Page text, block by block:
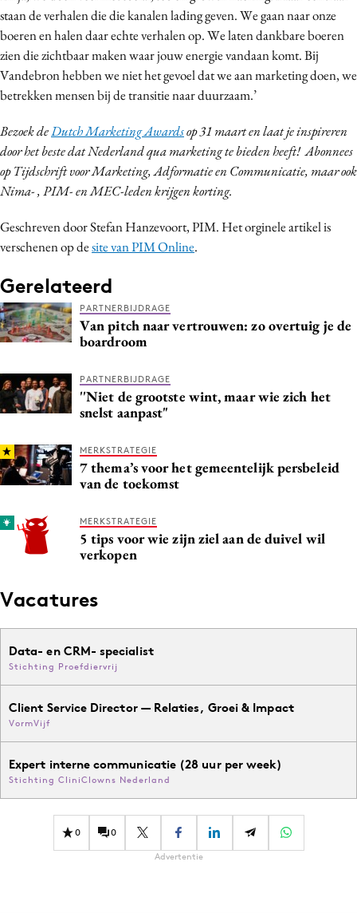
staan de verhalen die die kanalen lading geven. We gaan naar onze
boeren en halen daar echte verhalen op. We laten dankbare boeren
zien die zichtbaar maken waar jouw energie vandaan komt. Bij
Vandebron hebben we niet het gevoel dat we aan marketing doen, we
betrekken mensen bij de transitie naar duurzaam.’
Bezoek deDutch Marketing Awardsop 31 maart en laat je inspireren
door het beste dat Nederland qua marketing te bieden heeft! Abonnees
op Tijdschrift voor Marketing, Adformatie en Communicatie, maar ook
Nima- , PIM- en MEC-leden krijgen korting.
Geschreven door Stefan Hanzevoort, PIM. Het orginele artikel is
verschenen op desite van PIM Online.
Gerelateerd
PARTNERBIJDRAGE
Van pitch naar vertrouwen: zo overtuig je de
boardroom
PARTNERBIJDRAGE
''Niet de grootste wint, maar wie zich het
snelst aanpast"
MERKSTRATEGIE
7 thema’s voor het gemeentelijk persbeleid
van de toekomst
MERKSTRATEGIE
5 tips voor wie zijn ziel aan de duivel wil
verkopen
Vacatures
Data- en CRM- specialist
Stichting Proefdiervrij
Client Service Director — Relaties, Groei & Impact
VormVijf
Expert interne communicatie (28 uur per week)
Stichting CliniClowns Nederland
0 0
Advertentie